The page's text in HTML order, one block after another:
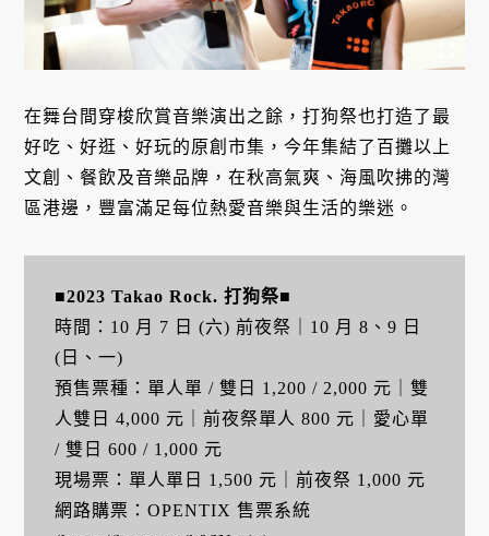
在舞台間穿梭欣賞音樂演出之餘，打狗祭也打造了最
好吃、好逛、好玩的原創市集，今年集結了百攤以上
文創、餐飲及音樂品牌，在秋高氣爽、海風吹拂的灣
區港邊，豐富滿足每位熱愛音樂與生活的樂迷。
■2023 Takao Rock. 打狗祭■
時間：10 月 7 日 (六) 前夜祭｜10 月 8、9 日
(日、一)
預售票種：單人單 / 雙日 1,200 / 2,000 元｜雙
人雙日 4,000 元｜前夜祭單人 800 元｜愛心單
/ 雙日 600 / 1,000 元
現場票：單人單日 1,500 元｜前夜祭 1,000 元
網路購票：OPENTIX 售票系統